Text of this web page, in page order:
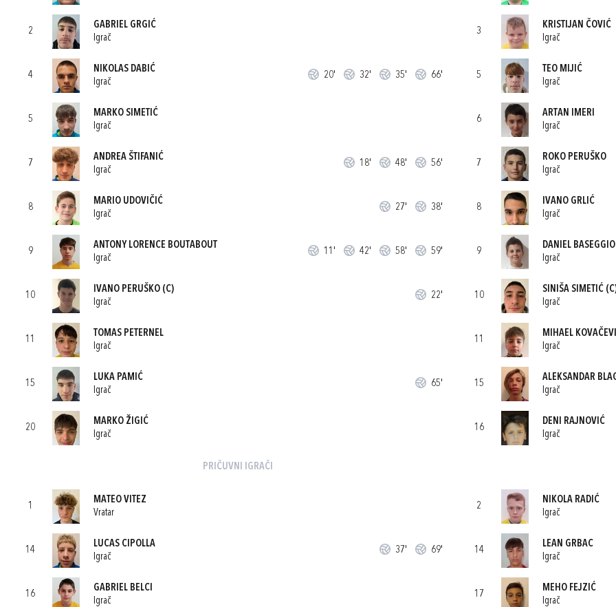
2
GABRIEL GRGIĆ
Igrač
4
NIKOLAS DABIĆ
Igrač
20' 32' 35' 66'
5
MARKO SIMETIĆ
Igrač
7
ANDREA ŠTIFANIĆ
Igrač
18' 48' 56'
8
MARIO UDOVIČIĆ
Igrač
27' 38'
9
ANTONY LORENCE BOUTABOUT
Igrač
11' 42' 58' 59'
10
IVANO PERUŠKO (C)
Igrač
22'
11
TOMAS PETERNEL
Igrač
15
LUKA PAMIĆ
Igrač
65'
20
MARKO ŽIGIĆ
Igrač
PRIČUVNI IGRAČI
1
MATEO VITEZ
Vratar
14
LUCAS CIPOLLA
Igrač
37' 69'
16
GABRIEL BELCI
Igrač
3
KRISTIJAN ČOVIĆ
Igrač
5
TEO MIJIĆ
Igrač
6
ARTAN IMERI
Igrač
7
ROKO PERUŠKO
Igrač
8
IVANO GRLIĆ
Igrač
9
DANIEL BASEGGIO
Igrač
10
SINIŠA SIMETIĆ
Igrač
11
MIHAEL
Igrač
15
ALEKSANDAR
Igrač
16
DENI RAJNOVIĆ
Igrač
2
NIKOLA RADIĆ
Igrač
14
LEAN GRBAC
Igrač
17
MEHO FEJZIĆ
Igrač